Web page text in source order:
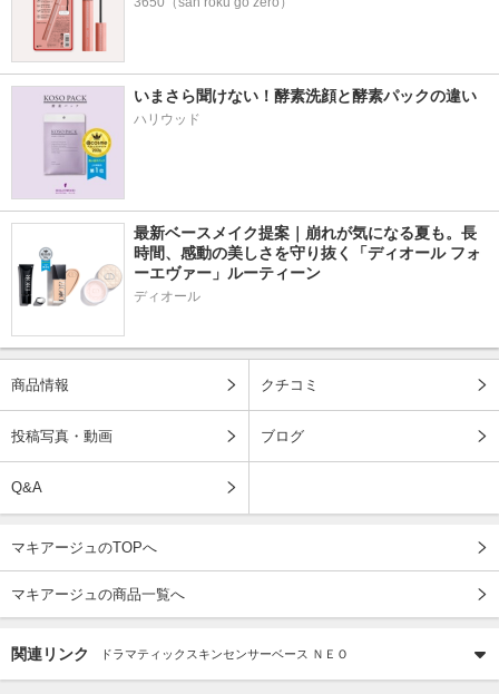
いまさら聞けない！酵素洗顔と酵素パックの違い
ハリウッド
最新ベースメイク提案｜崩れが気になる夏も。長
時間、感動の美しさを守り抜く「ディオール フォ
ーエヴァー」ルーティーン
ディオール
商品情報 クチコミ
投稿写真・動画 ブログ
Q&A
マキアージュのTOPへ
マキアージュの商品一覧へ
関連リンク ドラマティックスキンセンサーベース ＮＥＯ